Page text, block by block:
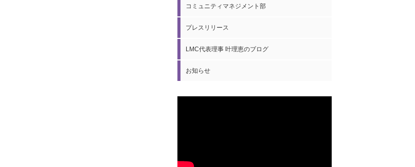
コミュニティマネジメント部
プレスリリース
LMC代表理事 叶理恵のブログ
お知らせ